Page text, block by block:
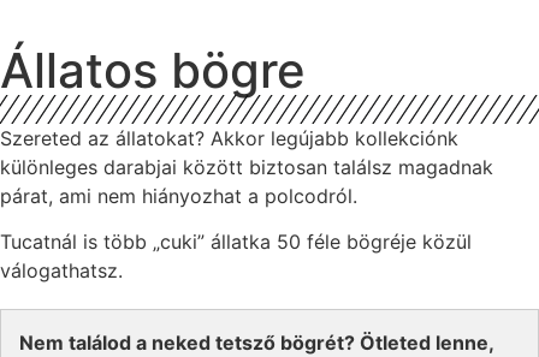
Állatos bögre
Szereted az állatokat? Akkor legújabb kollekciónk
különleges darabjai között biztosan találsz magadnak
párat, ami nem hiányozhat a polcodról.
Tucatnál is több „cuki” állatka 50 féle bögréje közül
válogathatsz.
Nem találod a neked tetsző bögrét? Ötleted lenne,